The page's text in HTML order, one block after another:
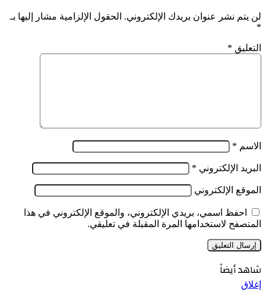
لن يتم نشر عنوان بريدك الإلكتروني. الحقول الإلزامية مشار إليها بـ
*
التعليق *
الاسم *
البريد الإلكتروني *
الموقع الإلكتروني
احفظ اسمي، بريدي الإلكتروني، والموقع الإلكتروني في هذا
المتصفح لاستخدامها المرة المقبلة في تعليقي.
شاهد أيضاً
إغلاق